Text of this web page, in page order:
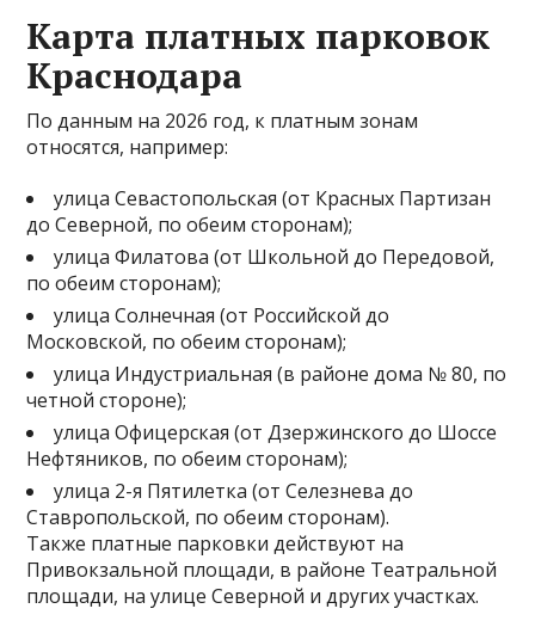
Карта платных парковок
Краснодара
По данным на 2026 год, к платным зонам
относятся, например:
улица Севастопольская (от Красных Партизан
до Северной, по обеим сторонам);
улица Филатова (от Школьной до Передовой,
по обеим сторонам);
улица Солнечная (от Российской до
Московской, по обеим сторонам);
улица Индустриальная (в районе дома № 80, по
четной стороне);
улица Офицерская (от Дзержинского до Шоссе
Нефтяников, по обеим сторонам);
улица 2-я Пятилетка (от Селезнева до
Ставропольской, по обеим сторонам).
Также платные парковки действуют на
Привокзальной площади, в районе Театральной
площади, на улице Северной и других участках.